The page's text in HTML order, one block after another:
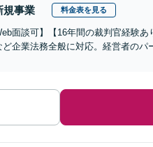
規事業 料金表を見る
面談可】【16年間の裁判官経験
企業法務全般に対応。経営者の